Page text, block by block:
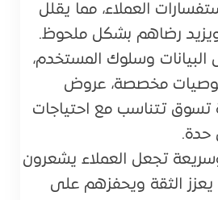
العملاء، مما يقلل
ويزيد رضاهم بشكل ملحوظ.
البيانات وسلوك المستخدم،
مخصصة، عروض
تسوق تتناسب مع احتياجات
حدة.
تجعل العملاء يشعرون
يعزز الثقة ويحفزهم على